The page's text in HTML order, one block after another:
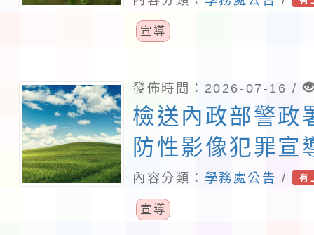
無照駕駛處理推
宣導
發佈時間：2026-07-16 /
檢送內政部警政
防性影像犯罪宣
份，請貴校加強
照。
內容分類： 學務處公告 / 有
宣導